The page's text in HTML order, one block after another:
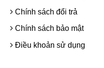
Chính sách đổi trả
Chính sách bảo mật
Điều khoản sử dụng